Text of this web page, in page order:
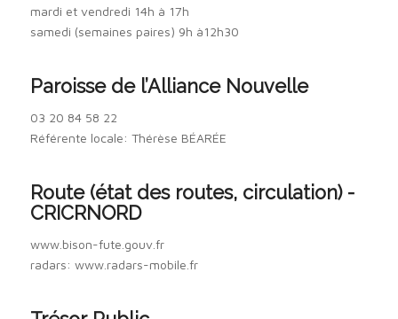
mardi et vendredi 14h à 17h
samedi (semaines paires) 9h à12h30
Paroisse de l’Alliance Nouvelle
03 20 84 58 22
Référente locale: Thérèse BÉARÉE
Route (état des routes, circulation) -
CRICRNORD
www.bison-fute.gouv.fr
radars: www.radars-mobile.fr